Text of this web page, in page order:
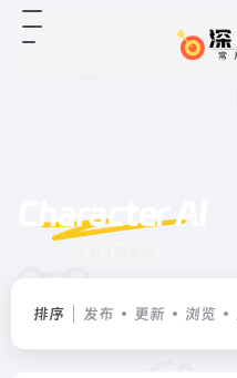
Character AI
排序 发布 更新 浏览